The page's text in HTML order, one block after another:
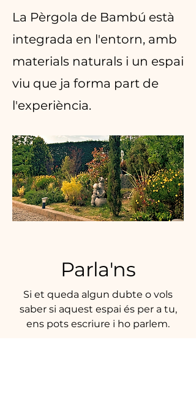
La Pèrgola de Bambú està
integrada en l'entorn, amb
materials naturals i un espai
viu que ja forma part de
l'experiència.
Parla'ns
Si et queda algun dubte o vols
saber si aquest espai és per a tu,
ens pots escriure i ho parlem.